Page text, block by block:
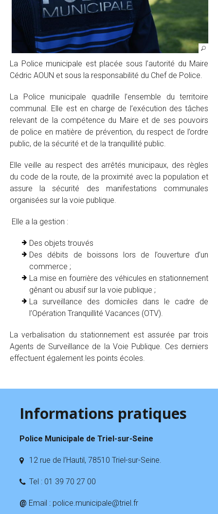
La Police municipale est placée sous l’autorité du Maire
Cédric AOUN et sous la responsabilité du Chef de Police.
La Police municipale quadrille l’ensemble du territoire
communal. Elle est en charge de l’exécution des tâches
relevant de la compétence du Maire et de ses pouvoirs
de police en matière de prévention, du respect de l’ordre
public, de la sécurité et de la tranquillité public.
Elle veille au respect des arrêtés municipaux, des règles
du code de la route, de la proximité avec la population et
assure la sécurité des manifestations communales
organisées sur la voie publique.
Elle a la gestion :
Des objets trouvés
Des débits de boissons lors de l’ouverture d’un
commerce ;
La mise en fourrière des véhicules en stationnement
gênant ou abusif sur la voie publique ;
La surveillance des domiciles dans le cadre de
l’Opération Tranquillité Vacances (OTV).
La verbalisation du stationnement est assurée par trois
Agents de Surveillance de la Voie Publique. Ces derniers
effectuent également les points écoles.
Informations pratiques
Police Municipale de Triel-sur-Seine
12 rue de l’Hautil, 78510 Triel-sur-Seine.
Tel : 01 39 70 27 00
@ Email : police.municipale@triel.fr